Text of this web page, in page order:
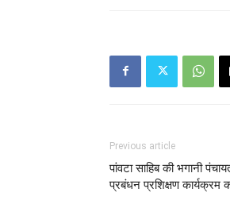
Previous article
पांवटा साहिब की भगानी
प्रबंधन प्रशिक्षण कार्यक्रम